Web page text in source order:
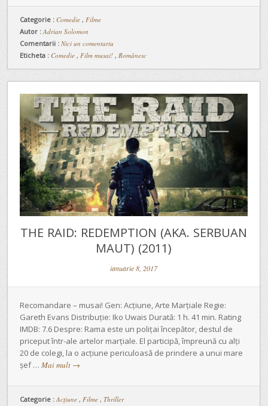
Categorie : Comedie , Filme
Autor : Adrian Solomon
Comentarii : Nici un comentariu
Eticheta : Comedie , Film musai! , Românesc
THE RAID: REDEMPTION (AKA. SERBUAN
MAUT) (2011)
ianuarie 8, 2017
Recomandare – musai! Gen: Acțiune, Arte Marțiale Regie:
Gareth Evans Distribuție: Iko Uwais Durată: 1 h. 41 min. Rating
IMDB: 7.6 Despre: Rama este un polițai începător, destul de
priceput într-ale artelor marțiale. El participă, împreună cu alți
20 de colegi, la o acțiune periculoasă de prindere a unui mare
șef … Mai mult →
Categorie :Acţiune , Filme , Thriller